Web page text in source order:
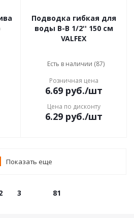
Подводка гибкая для
воды В-В 1/2'' 150 см
VALFEX
Есть в наличии (87)
Розничная цена
6.69руб./шт
Цена по дисконту
6.29руб./шт
Показать еще
3 81